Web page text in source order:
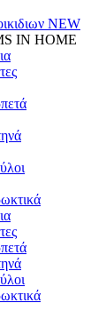
NEW
IN HOME